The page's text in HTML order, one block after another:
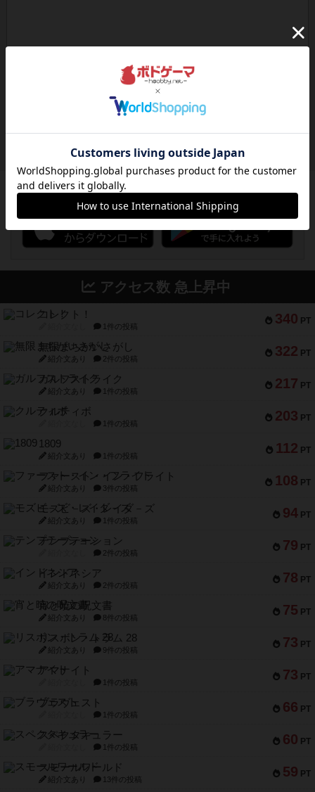
アクセス数 急上昇中
340 PT
コレクト！
1件の投稿
322 PT
無限まちがいさがし
紹介文あり 2件の投稿
217 PT
ガルフストライク
紹介文あり 1件の投稿
203 PT
クルティボ
1件の投稿
112 PT
1809
紹介文あり 1件の投稿
108 PT
ファースト・イン・フライト
紹介文あり 3件の投稿
94 PT
モズビ－ズ・レイダ－ズ
紹介文あり 1件の投稿
79 PT
テンプテーション
2件の投稿
78 PT
インドネシア
紹介文あり 2件の投稿
75 PT
宵と暁の呪文書
紹介文あり 8件の投稿
73 PT
リスボン・トラム 28
紹介文あり 9件の投稿
73 PT
アマナイト
1件の投稿
66 PT
ブラヴェスト
1件の投稿
60 PT
スペクタキュラー
1件の投稿
59 PT
スモールワールド
紹介文あり 13件の投稿